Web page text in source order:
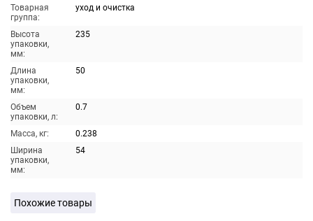
Товарная
группа:
уход и очистка
Высота
упаковки,
мм:
235
Длина
упаковки,
мм:
50
Объем
упаковки, л:
0.7
Масса, кг:
0.238
Ширина
упаковки,
мм:
54
Похожие товары